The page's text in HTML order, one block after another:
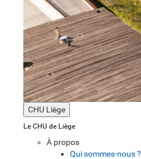
CHU Liège
Le CHU de Liège
À propos
Qui sommes-nous ?